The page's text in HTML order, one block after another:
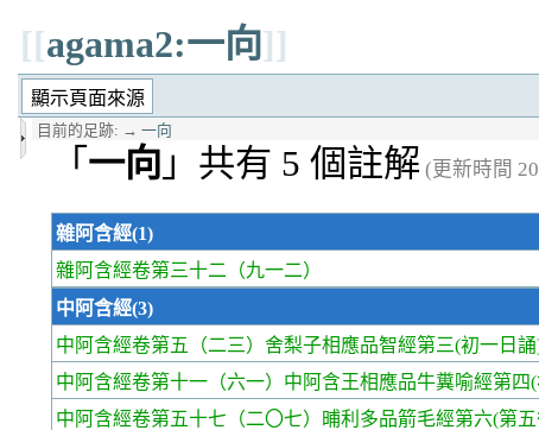
[[agama2:一向]]
目前的足跡: → 一向
「 一向 」共有 5 個註解 (更新時間
雜阿含經(1)
雜阿含經卷第三十二 （九一二）
中阿含經(3)
中阿含經卷第五
（二三）舍梨子相應品智經第三(初一日
中阿含經卷第十一 （六一）中阿含王相應品牛糞喻經第四
中阿含經卷第五十七 （二〇七）晡利多品箭毛經第六(第